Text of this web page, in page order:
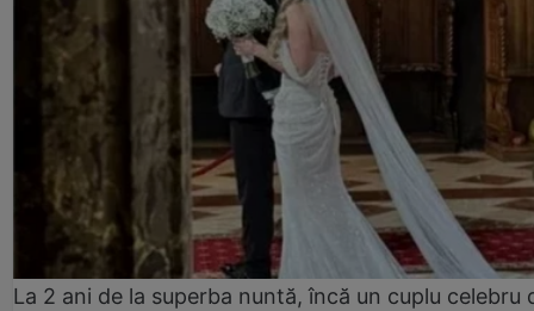
La 2 ani de la superba nuntă, încă un cuplu celebru